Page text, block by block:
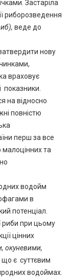
Застаріла
риборозведення
веде до
нову
враховує
показники.
на відносно
повністю
перш за все
та
водойм
в
потенціал.
риби при цьому
цінних
окуневими,
що є суттєвим
водоймах.